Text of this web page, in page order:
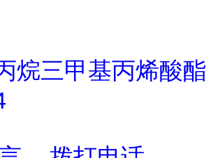
烷三甲基丙烯酸酯